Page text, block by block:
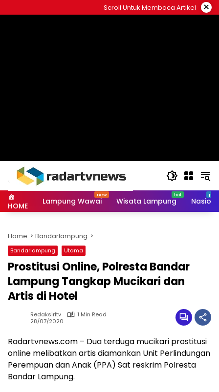
to
Scroll Untuk Membaca Artikel ×
HOME Lampung Wawai Wisata Lampung
Home Bandarlampung
Bandarlampung Utama
Prostitusi Online, Polresta Bandar
Lampung Tangkap Mucikari dan
Artis di Hotel
Redaksirltv
1 Min Read
28/07/2020
Radartvnews.com – Dua terduga mucikari prostitusi
online melibatkan artis diamankan Unit Perlindungan
Perempuan dan Anak (PPA) Sat reskrim Polresta
Bandar Lampung.